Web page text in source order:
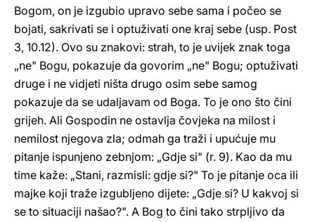
Bogom, on je izgubio upravo sebe sama i počeo se
bojati, sakrivati se i optuživati one kraj sebe (usp. Post
3, 10.12). Ovo su znakovi: strah, to je uvijek znak toga
„ne" Bogu, pokazuje da govorim „ne" Bogu; optuživati
druge i ne vidjeti ništa drugo osim sebe samog
pokazuje da se udaljavam od Boga. To je ono što čini
grijeh. Ali Gospodin ne ostavlja čovjeka na milost i
nemilost njegova zla; odmah ga traži i upućuje mu
pitanje ispunjeno zebnjom: „Gdje si" (r. 9). Kao da mu
time kaže: „Stani, razmisli: gdje si?" To je pitanje oca ili
majke koji traže izgubljeno dijete: „Gdje si? U kakvoj si
se to situaciji našao?". A Bog to čini tako strpljivo da